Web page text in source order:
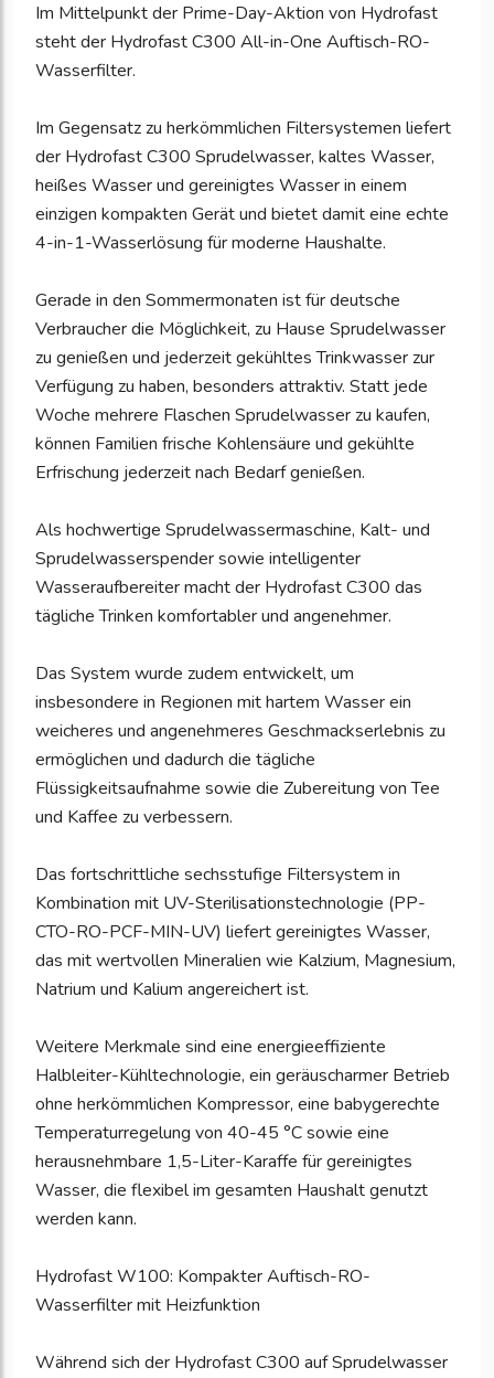
Im Mittelpunkt der Prime-Day-Aktion von Hydrofast
steht der Hydrofast C300 All-in-One Auftisch-RO-
Wasserfilter.
Im Gegensatz zu herkömmlichen Filtersystemen liefert
der Hydrofast C300 Sprudelwasser, kaltes Wasser,
heißes Wasser und gereinigtes Wasser in einem
einzigen kompakten Gerät und bietet damit eine echte
4-in-1-Wasserlösung für moderne Haushalte.
Gerade in den Sommermonaten ist für deutsche
Verbraucher die Möglichkeit, zu Hause Sprudelwasser
zu genießen und jederzeit gekühltes Trinkwasser zur
Verfügung zu haben, besonders attraktiv. Statt jede
Woche mehrere Flaschen Sprudelwasser zu kaufen,
können Familien frische Kohlensäure und gekühlte
Erfrischung jederzeit nach Bedarf genießen.
Als hochwertige Sprudelwassermaschine, Kalt- und
Sprudelwasserspender sowie intelligenter
Wasseraufbereiter macht der Hydrofast C300 das
tägliche Trinken komfortabler und angenehmer.
Das System wurde zudem entwickelt, um
insbesondere in Regionen mit hartem Wasser ein
weicheres und angenehmeres Geschmackserlebnis zu
ermöglichen und dadurch die tägliche
Flüssigkeitsaufnahme sowie die Zubereitung von Tee
und Kaffee zu verbessern.
Das fortschrittliche sechsstufige Filtersystem in
Kombination mit UV-Sterilisationstechnologie (PP-
CTO-RO-PCF-MIN-UV) liefert gereinigtes Wasser,
das mit wertvollen Mineralien wie Kalzium, Magnesium,
Natrium und Kalium angereichert ist.
Weitere Merkmale sind eine energieeffiziente
Halbleiter-Kühltechnologie, ein geräuscharmer Betrieb
ohne herkömmlichen Kompressor, eine babygerechte
Temperaturregelung von 40-45 °C sowie eine
herausnehmbare 1,5-Liter-Karaffe für gereinigtes
Wasser, die flexibel im gesamten Haushalt genutzt
werden kann.
Hydrofast W100: Kompakter Auftisch-RO-
Wasserfilter mit Heizfunktion
Während sich der Hydrofast C300 auf Sprudelwasser